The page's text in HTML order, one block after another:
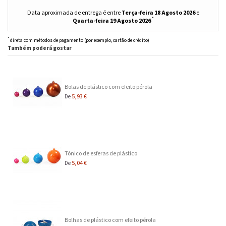
Data aproximada de entrega é entre Terça-feira 18 Agosto 2026e
Quarta-feira 19 Agosto 2026 *
* direta com métodos de pagamento (por exemplo, cartão de crédito)
Também poderá gostar
Bolas de plástico com efeito pérola
De 5,93 €
Tónico de esferas de plástico
De 5,04 €
Bolhas de plástico com efeito pérola